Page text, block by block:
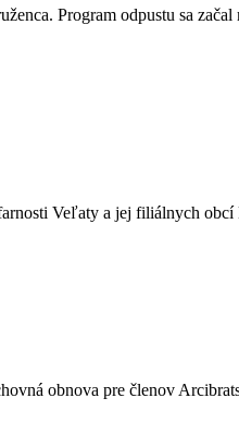
Program odpustu sa začal
Veľaty a jej filiálnych
obnova pre členov